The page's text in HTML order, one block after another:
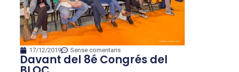
17/12/2019 Sense comentaris
Davant del 8é Congrés del